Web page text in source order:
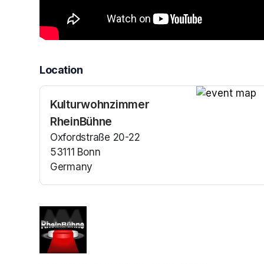
Location
Kulturwohnzimmer
RheinBühne
Oxfordstraße 20-22
53111 Bonn
Germany
(opens in a new tab)